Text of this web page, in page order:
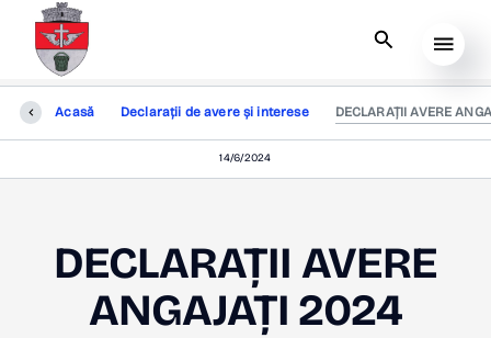
Acasă Declarații de avere și interese DECLARAȚII AVERE
14/6/2024
DECLARAȚII AVERE
ANGAJAȚI 2024